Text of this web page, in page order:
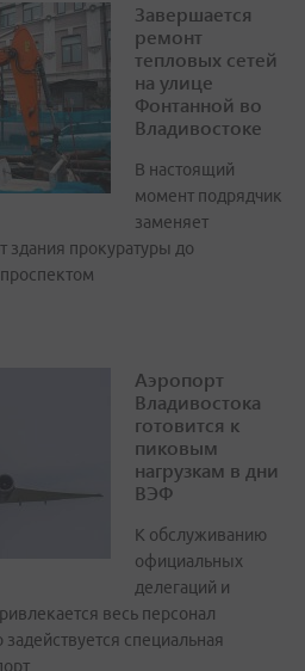
Завершается
ремонт
тепловых сетей
на улице
Фонтанной во
Владивостоке
В настоящий
момент подрядчик
заменяет
здания прокуратуры до
Аэропорт
Владивостока
готовится к
пиковым
нагрузкам в дни
ВЭФ
К обслуживанию
официальных
делегаций и
весь персонал
специальная